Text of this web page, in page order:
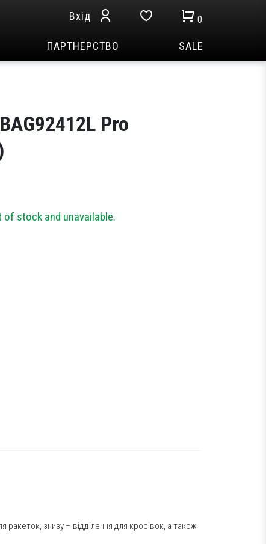
Вхід 0
ПАРТНЕРСТВО SALE
Pro
stock and unavailable.
знизу – відділення для кросівок, а також